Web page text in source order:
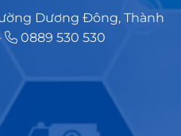
Dương Đông, Thành
0889 530 530